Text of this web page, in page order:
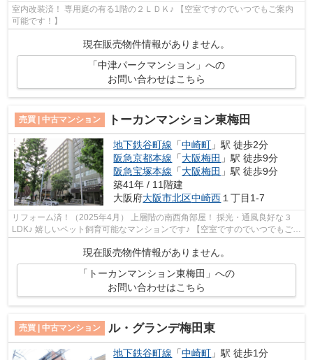
室内改装済！ 専用庭の有る1階の２ＬＤＫ♪ 【空室ですのでいつでもご案内
可能です！】
現在販売物件情報がありません。
「中津パークマンション」への
お問い合わせはこちら
売買 | 中古マンション トーカンマンション東梅田
地下鉄谷町線 「中崎町 」駅 徒歩2分
阪急京都本線 「大阪梅田 」駅 徒歩9分
阪急宝塚本線 「大阪梅田 」駅 徒歩9分
築41年 / 11階建
大阪府大阪市北区中崎西１丁目1-7
リフォーム済！（2025年4月） 上層階の南西角部屋！ 採光・通風良好な３
LDK♪ 嬉しいペット飼育可能なマンションです♪ 【空室ですのでいつでもご案
内可能です！】
現在販売物件情報がありません。
「トーカンマンション東梅田」への
お問い合わせはこちら
売買 | 中古マンション ル・グランデ梅田東
地下鉄谷町線 「中崎町 」駅 徒歩1分